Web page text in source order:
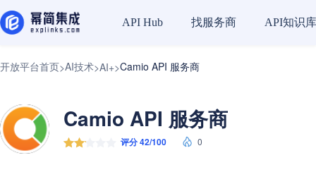
API Hub 找服务商 API知识库
开放平台首页>AI技术>AI+>Camio API 服务商
Camio API 服务商
评分 42/100 0